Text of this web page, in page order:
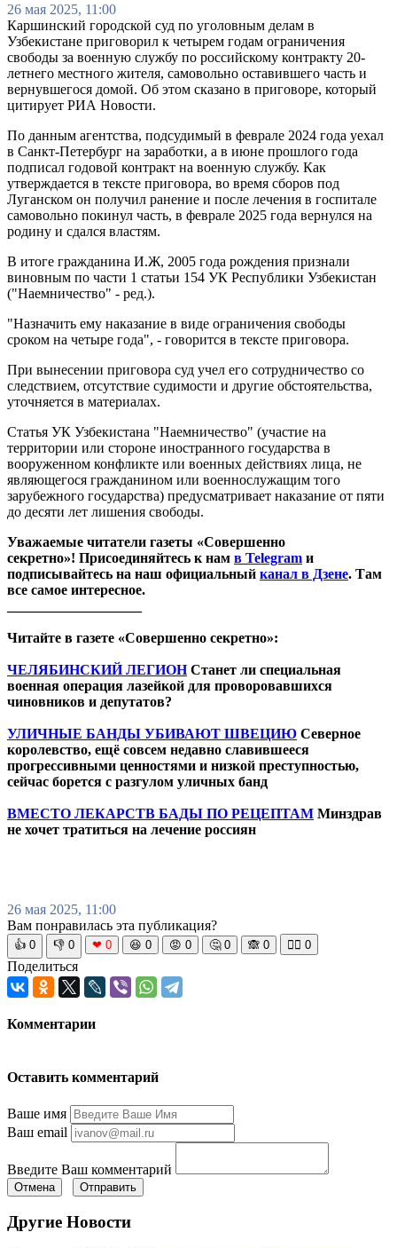
26 мая 2025, 11:00
Каршинский городской суд по уголовным делам в
Узбекистане приговорил к четырем годам ограничения
свободы за военную службу по российскому контракту 20-
летнего местного жителя, самовольно оставившего часть и
вернувшегося домой. Об этом сказано в приговоре, который
цитирует РИА Новости.
По данным агентства, подсудимый в феврале 2024 года уехал
в Санкт-Петербург на заработки, а в июне прошлого года
подписал годовой контракт на военную службу. Как
утверждается в тексте приговора, во время сборов под
Луганском он получил ранение и после лечения в госпитале
самовольно покинул часть, в феврале 2025 года вернулся на
родину и сдался властям.
В итоге гражданина И.Ж, 2005 года рождения признали
виновным по части 1 статьи 154 УК Республики Узбекистан
("Наемничество" - ред.).
"Назначить ему наказание в виде ограничения свободы
сроком на четыре года", - говорится в тексте приговора.
При вынесении приговора суд учел его сотрудничество со
следствием, отсутствие судимости и другие обстоятельства,
уточняется в материалах.
Статья УК Узбекистана "Наемничество" (участие на
территории или стороне иностранного государства в
вооруженном конфликте или военных действиях лица, не
являющегося гражданином или военнослужащим того
зарубежного государства) предусматривает наказание от пяти
до десяти лет лишения свободы.
Уважаемые читатели газеты «Совершенно
секретно»! Присоединяйтесь к нам в Telegram и
подписывайтесь на наш официальный канал в Дзене. Там
все самое интересное.
Читайте в газете «Совершенно секретно»:
ЧЕЛЯБИНСКИЙ ЛЕГИОНСтанет ли специальная
военная операция лазейкой для проворовавшихся
чиновников и депутатов?
УЛИЧНЫЕ БАНДЫ УБИВАЮТ ШВЕЦИЮ Северное
королевство, ещё совсем недавно славившееся
прогрессивными ценностями и низкой преступностью,
сейчас борется с разгулом уличных банд
ВМЕСТО ЛЕКАРСТВ БАДЫ ПО РЕЦЕПТАМ Минздрав
не хочет тратиться на лечение россиян
26 мая 2025, 11:00
Вам понравилась эта публикация?
👍 0 👎 0 ❤ 0 😆 0 😡 0 🤔 0 🙈 0 🧘‍♀️ 0
Поделиться
Комментарии
Оставить комментарий
Ваше имя
Ваш email
Введите Ваш комментарий
Отмена Отправить
Другие Новости